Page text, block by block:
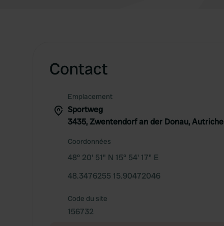
Contact
Emplacement
Sportweg
3435, Zwentendorf an der Donau, Autriche
Coordonnées
48° 20' 51" N 15° 54' 17" E
48.3476255 15.90472046
Code du site
156732